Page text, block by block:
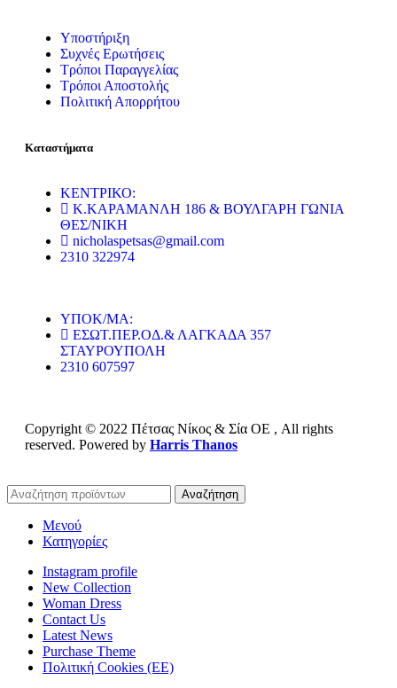
Υποστήριξη
Συχνές Ερωτήσεις
Τρόποι Παραγγελίας
Τρόποι Αποστολής
Πολιτική Απορρήτου
Καταστήματα
ΚΕΝΤΡΙΚΟ:
Κ.ΚΑΡΑΜΑΝΛΗ 186 & ΒΟΥΛΓΑΡΗ ΓΩΝΙΑ
ΘΕΣ/ΝΙΚΗ
nicholaspetsas@gmail.com
2310 322974
ΥΠΟΚ/ΜΑ:
ΕΣΩΤ.ΠΕΡ.ΟΔ.& ΛΑΓΚΑΔΑ 357
ΣΤΑΥΡΟΥΠΟΛΗ
2310 607597
Copyright © 2022 Πέτσας Νίκος & Σία ΟΕ , All rights
reserved. Powered by Harris Thanos
Αναζήτηση
Μενού
Κατηγορίες
Instagram profile
New Collection
Woman Dress
Contact Us
Latest News
Purchase Theme
Πολιτική Cookies (ΕΕ)